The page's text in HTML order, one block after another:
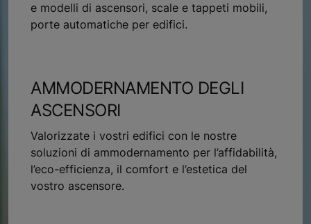
e modelli di ascensori, scale e tappeti mobili,
porte automatiche per edifici.
AMMODERNAMENTO DEGLI
ASCENSORI
Valorizzate i vostri edifici con le nostre
soluzioni di ammodernamento per l’affidabilità,
l’eco-efficienza, il comfort e l’estetica del
vostro ascensore.